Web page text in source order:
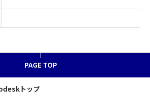
PAGE TOP
トップ